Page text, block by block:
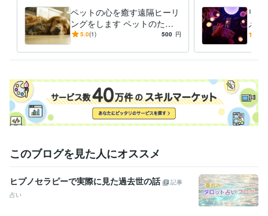
ペットの心を癒す遠隔ヒーリ
ングをします ペットのため
の癒しとリラックスをサポー
5.0(1) 500 円
リ
メ
あな
このブログを見た人にオススメ
ヒプノセラピーで実際に見た過去世の話
記事
占い